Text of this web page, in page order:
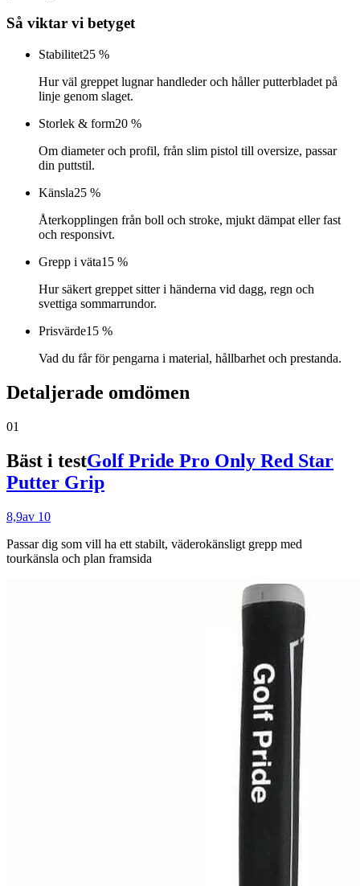
Så viktar vi betyget
Stabilitet25 %
Hur väl greppet lugnar handleder och håller putterbladet på
linje genom slaget.
Storlek & form20 %
Om diameter och profil, från slim pistol till oversize, passar
din puttstil.
Känsla25 %
Återkopplingen från boll och stroke, mjukt dämpat eller fast
och responsivt.
Grepp i väta15 %
Hur säkert greppet sitter i händerna vid dagg, regn och
svettiga sommarrundor.
Prisvärde15 %
Vad du får för pengarna i material, hållbarhet och prestanda.
Detaljerade omdömen
01
Bäst i testGolf Pride Pro Only Red Star
Putter Grip
8,9av 10
Passar dig som vill ha ett stabilt, väderokänsligt grepp med
tourkänsla och plan framsida